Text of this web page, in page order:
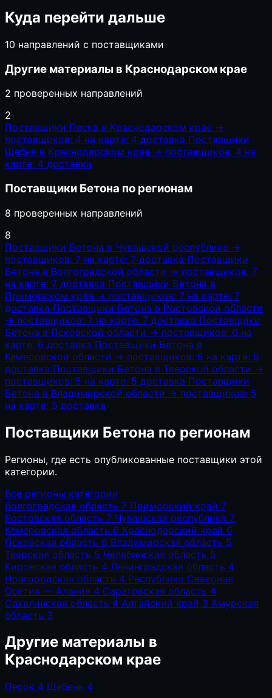
Куда перейти дальше
10 направлений с поставщиками
Другие материалы в Краснодарском крае
2 проверенных направлений
2
Поставщики Песка в Краснодарском крае →
поставщиков: 4 на карте: 4 доставка Поставщики
Щебня в Краснодарском крае → поставщиков: 4 на
карте: 4 доставка
Поставщики Бетона по регионам
8 проверенных направлений
8
Поставщики Бетона в Чувашской республике →
поставщиков: 7 на карте: 7 доставка Поставщики
Бетона в Волгоградской области → поставщиков: 7
на карте: 7 доставка Поставщики Бетона в
Приморском крае → поставщиков: 7 на карте: 7
доставка Поставщики Бетона в Ростовской области
→ поставщиков: 7 на карте: 7 доставка Поставщики
Бетона в Псковской области → поставщиков: 6 на
карте: 6 доставка Поставщики Бетона в
Кемеровской области → поставщиков: 6 на карте: 6
доставка Поставщики Бетона в Тверской области →
поставщиков: 5 на карте: 5 доставка Поставщики
Бетона в Владимирской области → поставщиков: 5
на карте: 5 доставка
Поставщики Бетона по регионам
Регионы, где есть опубликованные поставщики этой
категории.
Все регионы категории
Волгоградская область 7 Приморский край 7
Ростовская область 7 Чувашская республика 7
Кемеровская область 6 Краснодарский край 6
Псковская область 6 Владимирская область 5
Тверская область 5 Челябинская область 5
Кировская область 4 Ленинградская область 4
Новгородская область 4 Республика Северная
Осетия — Алания 4 Саратовская область 4
Сахалинская область 4 Алтайский край 3 Амурская
область 3
Другие материалы в
Краснодарском крае
Песок 4 Щебень 4